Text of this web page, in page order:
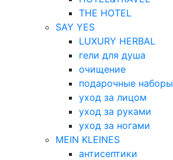
THE HOTEL
SAY YES
LUXURY HERBAL
гели для душа
очищение
подарочные наборы
уход за лицом
уход за руками
уход за ногами
MEIN KLEINES
антисептики